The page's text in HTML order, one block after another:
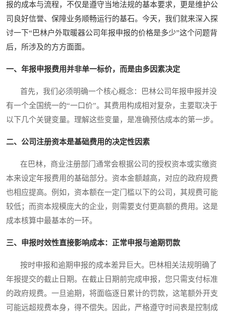
报的成本与流程，不仅是遵守当地法规的基本要求，更是维护公
司良好信誉、保障业务顺畅运行的基石。今天，我们就来深入探
讨一下“巴林户外取暖器公司年报申报的价格是多少”这个问题背
后，所涉及的方方面面。
一、年报申报费用并非单一标价，而是由多因素决定
首先，我们必须明确一个核心概念：巴林公司年报申报并没
有一个全国统一的“一口价”。其费用构成相对复杂，主要取决于
以下几个关键变量。理解这些变量，是准确预估成本的第一步。
二、公司注册资本是基础费用的决定性因素
在巴林，商业注册部门通常会根据公司的授权资本或实缴资
本来设定年报费用的基础部分。资本金额越高，对应的政府规费
也相应提高。例如，资本额在一定门槛以下的公司，其规费可能
较低；而资本规模庞大的企业，则需要支付更高额的费用。这是
成本核算中最基本的一环。
三、申报时效性直接影响成本：正常申报与逾期罚款
按时申报和逾期申报的成本差异巨大。巴林相关法规明确了
年报提交的截止日期。在截止日期前完成申报，您只需支付标准
的政府规费。一旦逾期，将面临逐日累计的罚款，这笔额外开支
可能远超规费本身，得不偿失。因此，严格遵守时间表是控制成